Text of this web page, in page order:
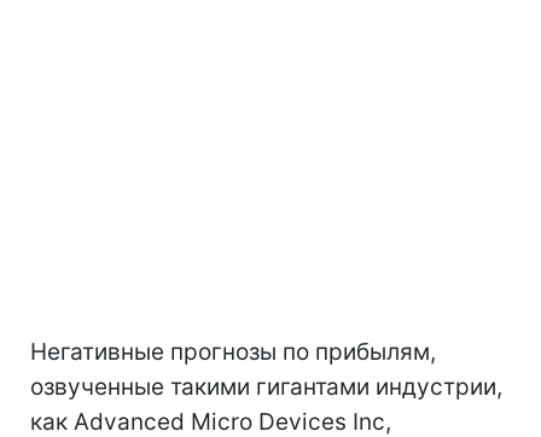
Негативные прогнозы по прибылям,
озвученные такими гигантами индустрии,
как Advanced Micro Devices Inc,